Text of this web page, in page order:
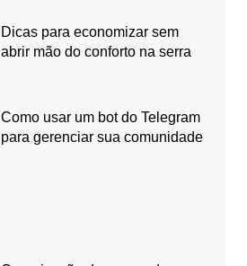
Dicas para economizar sem
abrir mão do conforto na serra
Como usar um bot do Telegram
para gerenciar sua comunidade